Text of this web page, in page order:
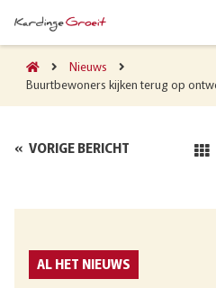
Nieuws
Buurtbewoners kijken terug op
« VORIGE BERICHT
AL HET NIEUWS